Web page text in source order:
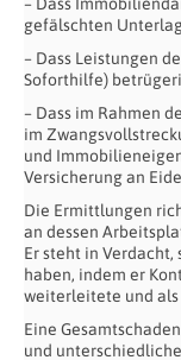
gefälschten
– Dass Leistungen
Soforthilfe)
– Dass im Rahmen
im
und
Versicherung an
Die Ermittlungen
an dessen
Er steht in Verdacht,
haben, indem er
weiterleitete und als
Eine
und